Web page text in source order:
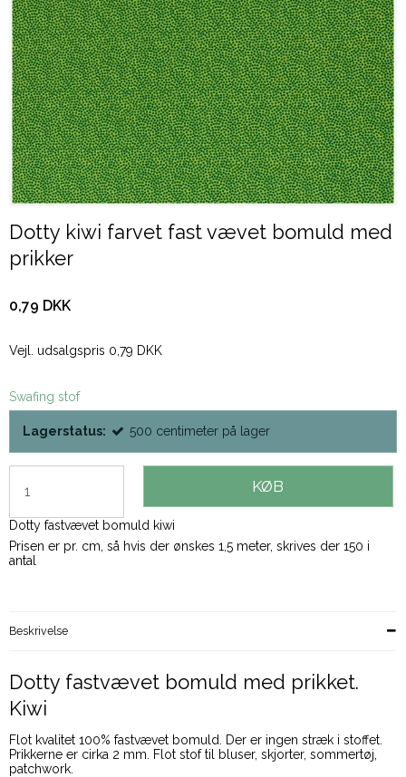
Dotty kiwi farvet fast vævet bomuld med
prikker
0,79 DKK
Vejl. udsalgspris 0,79 DKK
Swafing stof
Lagerstatus: 500 centimeter på lager
KØB
Dotty fastvævet bomuld kiwi
Prisen er pr. cm, så hvis der ønskes 1,5 meter, skrives der 150 i
antal
Beskrivelse
Dotty fastvævet bomuld med prikket.
Kiwi
Flot kvalitet 100% fastvævet bomuld. Der er ingen stræk i stoffet.
Prikkerne er cirka 2 mm. Flot stof til bluser, skjorter, sommertøj,
patchwork.